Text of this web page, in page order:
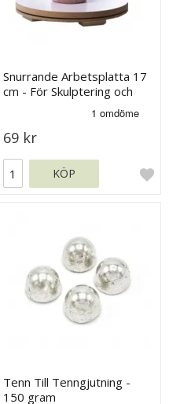
Snurrande Arbetsplatta 17
cm - För Skulptering och
69 kr
KÖP
Tenn Till Tenngjutning -
150 gram